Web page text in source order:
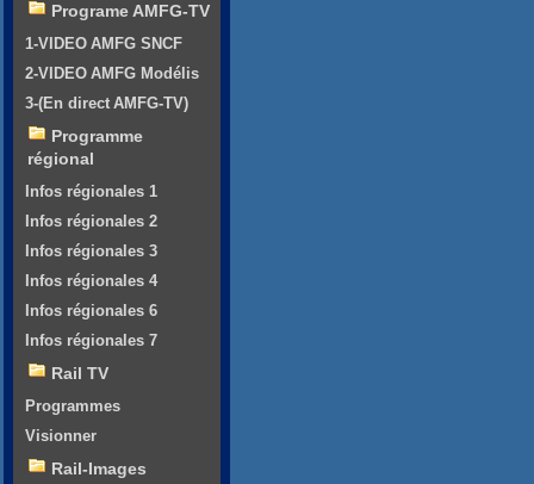
Programe AMFG-TV
1-VIDEO AMFG SNCF
2-VIDEO AMFG Modélis
3-(En direct AMFG-TV)
Programme
régional
Infos régionales 1
Infos régionales 2
Infos régionales 3
Infos régionales 4
Infos régionales 6
Infos régionales 7
Rail TV
Programmes
Visionner
Rail-Images